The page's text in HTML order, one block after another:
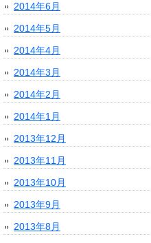
2014年6月
2014年5月
2014年4月
2014年3月
2014年2月
2014年1月
2013年12月
2013年11月
2013年10月
2013年9月
2013年8月